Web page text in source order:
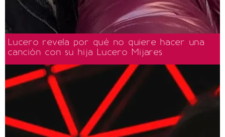
Lucero revela por qué no quiere hacer una
canción con su hija Lucero Mijares